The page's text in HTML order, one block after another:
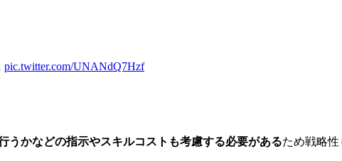
pic.twitter.com/UNANdQ7Hzf
うかなどの指示やスキルコストも考慮する必要があるため戦略性